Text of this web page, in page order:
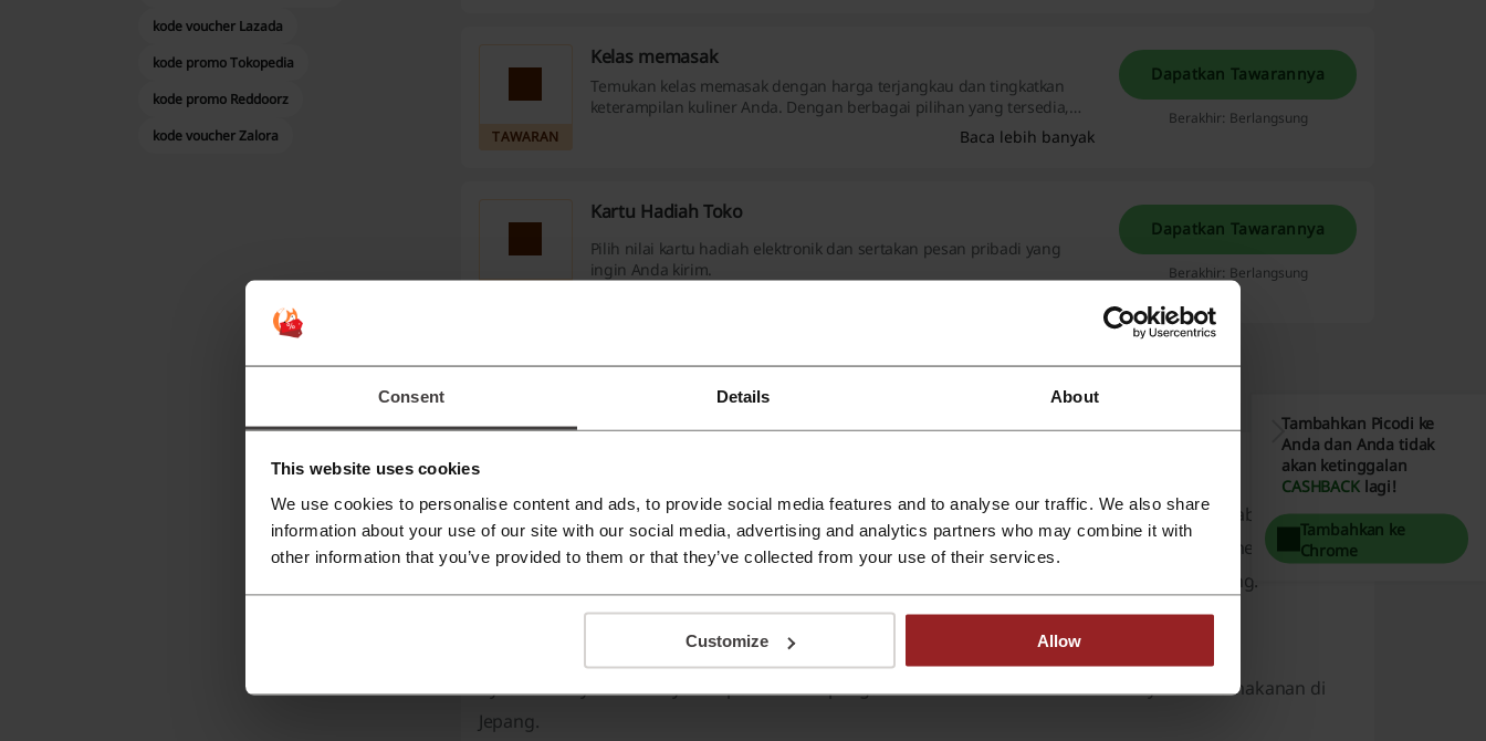
Consent Details About
This website uses cookies
We use cookies to personalise content and ads, to provide social media features and to analyse our traffic. We also share
information about your use of our site with our social media, advertising and analytics partners who may combine it with
other information that you’ve provided to them or that they’ve collected from your use of their services.
Customize Allow
TAWARAN
Kelas memasak
Temukan kelas memasak dengan harga terjangkau dan tingkatkan
keterampilan kuliner Anda. Dengan berbagai pilihan yang tersedia,
Anda dapat menikmati pengalaman belajar sambil meningkatkan
kemampuan memasak Anda tanpa menguras kantong.
Baca lebih banyak
Dapatkan Tawarannya
Berakhir: Berlangsung
Kartu Hadiah Toko
Pilih nilai kartu hadiah elektronik dan sertakan pesan pribadi yang
ingin Anda kirim.
Dapatkan Tawarannya
Berakhir: Berlangsung
kode voucher Lazada
kode promo Tokopedia
kode promo Reddoorz
kode voucher Zalora
Lebih lanjut tentang byFood:
Informasi umum tentang byFood
byFood adalah platform pemesanan pengalaman kuliner di Jepang yang dioperasikan oleh Tablecross Inc..
Tablecross Inc. didirikan pada tahun 2016 dan berbasis di Jepang. byFood berfokus pada pemesanan tur
makanan, kelas memasak, reservasi restoran, serta pengalaman budaya terkait kuliner Jepang.
Produk apa yang ditawarkan oleh byFood
byFood menyediakan layanan pemesanan pengalaman kuliner dan aktivitas budaya terkait makanan di
Jepang.
Tambahkan Picodi ke
Anda dan Anda tidak
akan ketinggalan
CASHBACKlagi!
Tambahkan ke
Chrome